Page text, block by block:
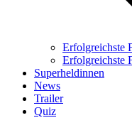
Erfolgreichste
Erfolgreichste
Superheldinnen
News
Trailer
Quiz